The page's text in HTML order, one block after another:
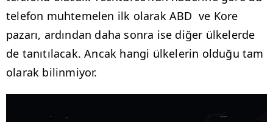
telefon muhtemelen ilk olarak ABD ve Kore
pazarı, ardından daha sonra ise diğer ülkelerde
de tanıtılacak. Ancak hangi ülkelerin olduğu tam
olarak bilinmiyor.